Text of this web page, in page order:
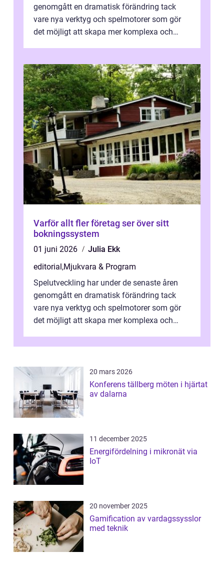
genomgått en dramatisk förändring tack
vare nya verktyg och spelmotorer som gör
det möjligt att skapa mer komplexa och
Varför allt fler företag ser över sitt
bokningssystem
01 juni 2026
Julia Ekk
editorial ,Mjukvara & Program
Spelutveckling har under de senaste åren
genomgått en dramatisk förändring tack
vare nya verktyg och spelmotorer som gör
det möjligt att skapa mer komplexa och
20 mars 2026
Konferens tällberg möten i hjärtat
av dalarna
11 december 2025
Energifördelning i mikronät via
IoT
20 november 2025
Gamification av vardagssysslor
med teknik